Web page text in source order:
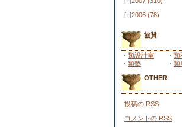
[+]2006 (78)
協賛
・ 類設計室 ・ 類
・ 類塾 ・ 類
OTHER
投稿の RSS
コメントの RSS